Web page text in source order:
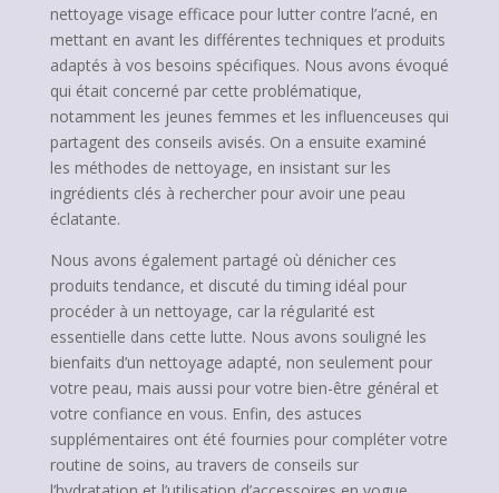
nettoyage visage efficace pour lutter contre l’acné, en
mettant en avant les différentes techniques et produits
adaptés à vos besoins spécifiques. Nous avons évoqué
qui était concerné par cette problématique,
notamment les jeunes femmes et les influenceuses qui
partagent des conseils avisés. On a ensuite examiné
les méthodes de nettoyage, en insistant sur les
ingrédients clés à rechercher pour avoir une peau
éclatante.
Nous avons également partagé où dénicher ces
produits tendance, et discuté du timing idéal pour
procéder à un nettoyage, car la régularité est
essentielle dans cette lutte. Nous avons souligné les
bienfaits d’un nettoyage adapté, non seulement pour
votre peau, mais aussi pour votre bien-être général et
votre confiance en vous. Enfin, des astuces
supplémentaires ont été fournies pour compléter votre
routine de soins, au travers de conseils sur